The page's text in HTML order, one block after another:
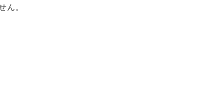
ん。